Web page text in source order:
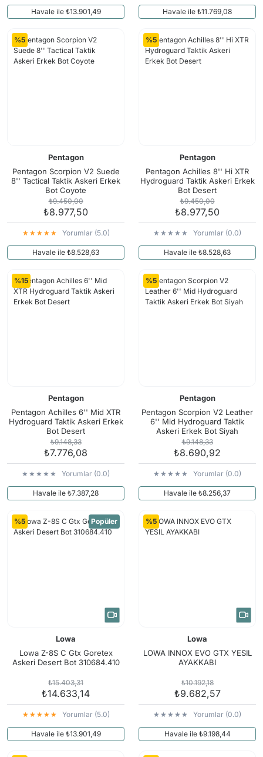
Havale ile ₺13.901,49 Havale ile ₺11.769,08
%5
Pentagon
Pentagon Scorpion V2 Suede
8'' Tactical Taktik Askeri Erkek
Bot Coyote
₺9.450,00
₺8.977,50
Yorumlar (5.0)
Havale ile ₺8.528,63
%5
Pentagon
Pentagon Achilles 8'' Hi XTR
Hydroguard Taktik Askeri Erkek
Bot Desert
₺9.450,00
₺8.977,50
Yorumlar (0.0)
Havale ile ₺8.528,63
%15
Pentagon
Pentagon Achilles 6'' Mid XTR
Hydroguard Taktik Askeri Erkek
Bot Desert
₺9.148,33
₺7.776,08
Yorumlar (0.0)
Havale ile ₺7.387,28
%5
Pentagon
Pentagon Scorpion V2 Leather
6'' Mid Hydroguard Taktik
Askeri Erkek Bot Siyah
₺9.148,33
₺8.690,92
Yorumlar (0.0)
Havale ile ₺8.256,37
%5 Popüler
Lowa
Lowa Z-8S C Gtx Goretex
Askeri Desert Bot 310684.410
₺15.403,31
₺14.633,14
Yorumlar (5.0)
Havale ile ₺13.901,49
%5
Lowa
LOWA INNOX EVO GTX YESIL
AYAKKABI
₺10.192,18
₺9.682,57
Yorumlar (0.0)
Havale ile ₺9.198,44